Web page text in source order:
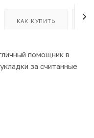
КАК КУПИТЬ
помощник в
за считанные